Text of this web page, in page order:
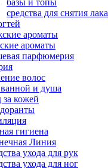
базы и топы
средства для снятия лака
ароматы
ароматы
парфюмерия
волос
и душа
за кожей
гигиена
Линия
ухода для рук
ухода для ног